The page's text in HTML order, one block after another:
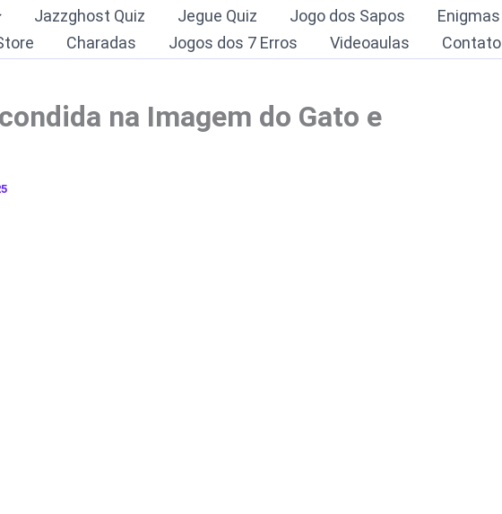
Jazzghost Quiz Jegue Quiz Jogo dos Sapos Enigmas
Charadas Jogos dos 7 Erros Videoaulas Contato
na Imagem do Gato e